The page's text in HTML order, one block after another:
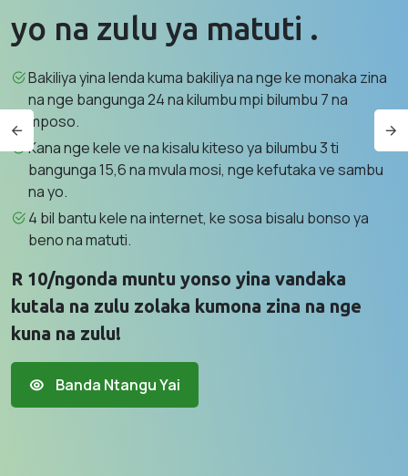
yo na zulu ya matuti .
Bakiliya yina lenda kuma bakiliya na nge ke monaka zina
na nge bangunga 24 na kilumbu mpi bilumbu 7 na
mposo.
Kana nge kele ve na kisalu kiteso ya bilumbu 3 ti
bangunga 15,6 na mvula mosi, nge kefutaka ve sambu
na yo.
4 bil bantu kele na internet, ke sosa bisalu bonso ya
beno na matuti.
R 10/ngonda muntu yonso yina vandaka
kutala na zulu zolaka kumona zina na nge
kuna na zulu!
Banda Ntangu Yai